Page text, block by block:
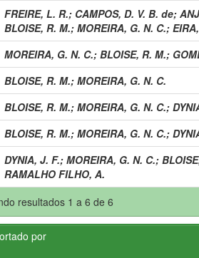
FREIRE, L. R.; CAMPOS, D. V. B. de;
BLOISE, R. M.; MOREIRA, G. N. C.;
MOREIRA, G. N. C.; BLOISE, R. M.;
BLOISE, R. M.; MOREIRA, G. N. C.
BLOISE, R. M.; MOREIRA, G. N. C.;
BLOISE, R. M.; MOREIRA, G. N. C.;
DYNIA, J. F.; MOREIRA, G. N. C.;
RAMALHO FILHO, A.
resultados 1 a 6 de 6
por